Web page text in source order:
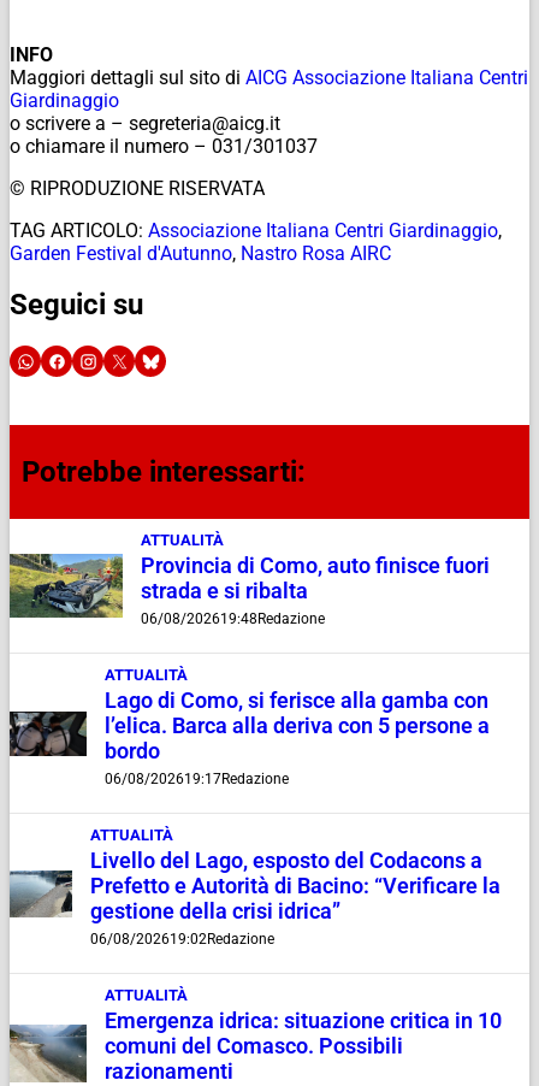
INFO
Maggiori dettagli sul sito di AICG Associazione Italiana Centri
Giardinaggio
o scrivere a – segreteria@aicg.it
o chiamare il numero – 031/301037
© RIPRODUZIONE RISERVATA
TAG ARTICOLO: Associazione Italiana Centri Giardinaggio,
Garden Festival d'Autunno, Nastro Rosa AIRC
Seguici su
Potrebbe interessarti:
ATTUALITÀ
Provincia di Como, auto finisce fuori
strada e si ribalta
06/08/202619:48 Redazione
ATTUALITÀ
Lago di Como, si ferisce alla gamba con
l’elica. Barca alla deriva con 5 persone a
bordo
06/08/202619:17Redazione
ATTUALITÀ
Livello del Lago, esposto del Codacons a
Prefetto e Autorità di Bacino: “Verificare la
gestione della crisi idrica”
06/08/202619:02Redazione
ATTUALITÀ
Emergenza idrica: situazione critica in 10
comuni del Comasco. Possibili
razionamenti